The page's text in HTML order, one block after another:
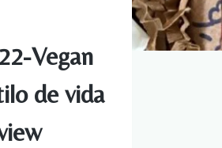
Vegan
de vida